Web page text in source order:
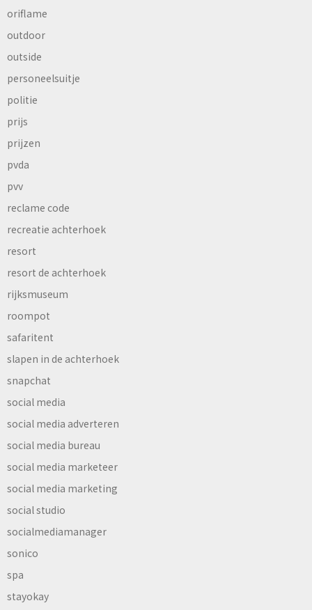
oriflame
outdoor
outside
personeelsuitje
politie
prijs
prijzen
pvda
pvv
reclame code
recreatie achterhoek
resort
resort de achterhoek
rijksmuseum
roompot
safaritent
slapen in de achterhoek
snapchat
social media
social media adverteren
social media bureau
social media marketeer
social media marketing
social studio
socialmediamanager
sonico
spa
stayokay